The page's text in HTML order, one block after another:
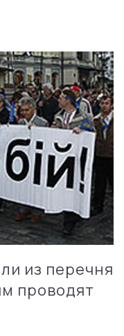
из перечня
проводят